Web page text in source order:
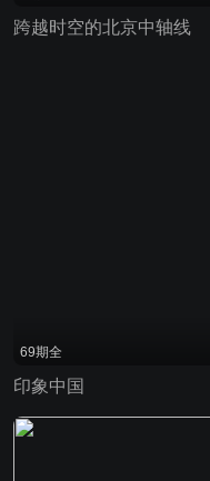
跨越时空的北京中轴线
69期全
印象中国